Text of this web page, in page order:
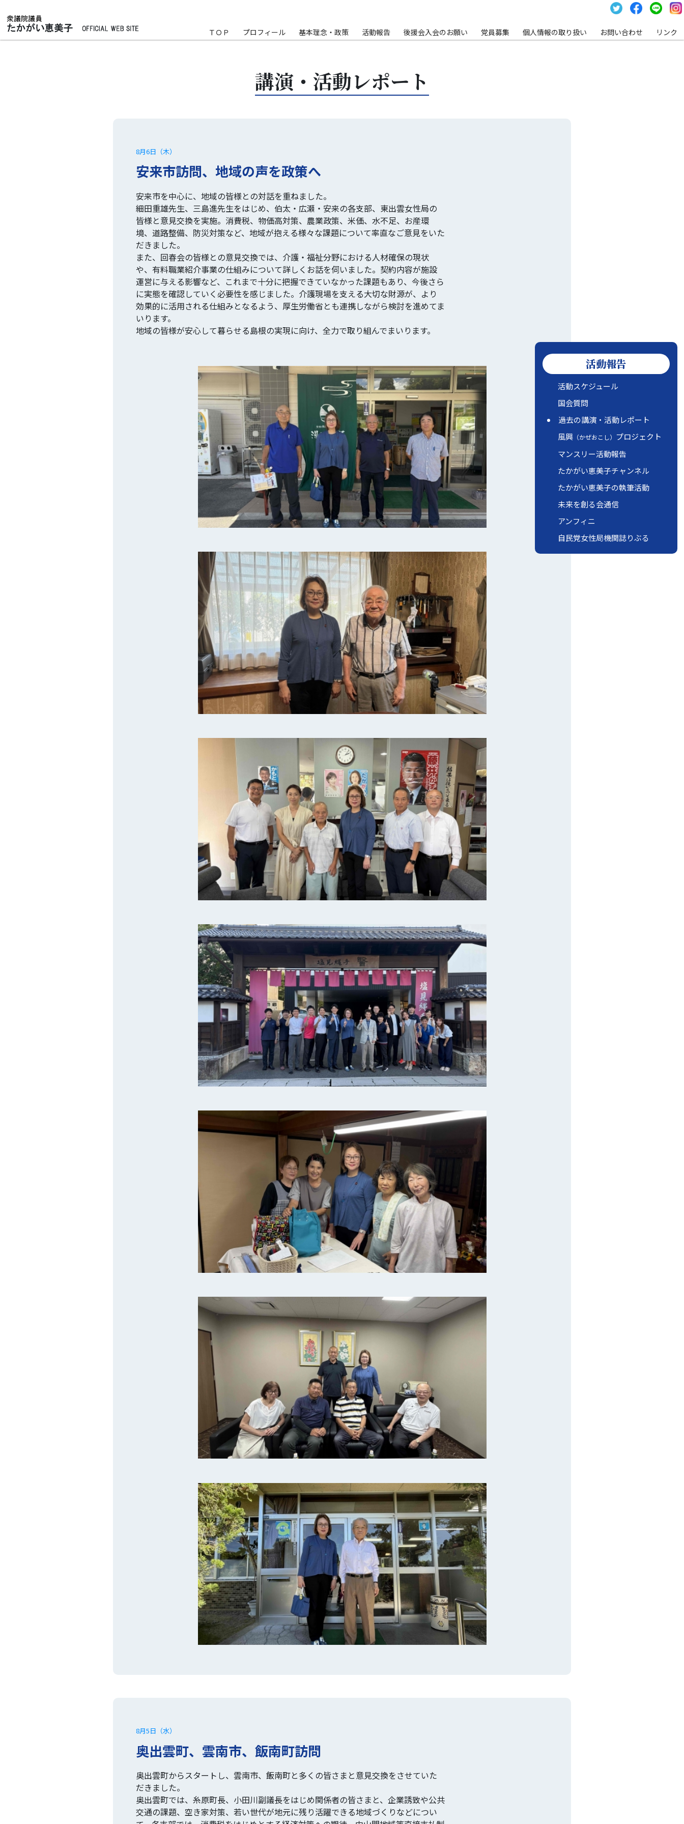
ＴＯＰ プロフィール 基本理念・政策 活動報告 後援会入会のお願い 党員募集 個⼈情報の取り扱い お問い合わせ リンク
講演・活動レポート
活動報告
活動スケジュール
国会質問
過去の講演・活動レポート
風興（かぜおこし） プロジェクト
マンスリー活動報告
たかがい恵美子チャンネル
たかがい恵美子の執筆活動
未来を創る会通信
アンフィニ
自民党女性局機関誌りぶる
8月6日（木）
安来市訪問、地域の声を政策へ
安来市を中心に、地域の皆様との対話を重ねました。
細田重雄先生、三島進先生をはじめ、伯太・広瀬・安来の各支部、東出雲女性局の
皆様と意見交換を実施。消費税、物価高対策、農業政策、米価、水不足、お産環
境、道路整備、防災対策など、地域が抱える様々な課題について率直なご意見をいた
だきました。
また、回春会の皆様との意見交換では、介護・福祉分野における人材確保の現状
や、有料職業紹介事業の仕組みについて詳しくお話を伺いました。契約内容が施設
運営に与える影響など、これまで十分に把握できていなかった課題もあり、今後さら
に実態を確認していく必要性を感じました。介護現場を支える大切な財源が、より
効果的に活用される仕組みとなるよう、厚生労働省とも連携しながら検討を進めてま
いります。
地域の皆様が安心して暮らせる島根の実現に向け、全力で取り組んでまいります。
8月5日（水）
奥出雲町、雲南市、飯南町訪問
奥出雲町からスタートし、雲南市、飯南町と多くの皆さまと意見交換をさせていた
だきました。
奥出雲町では、糸原町長、小田川副議長をはじめ関係者の皆さまと、企業誘致や公共
交通の課題、空き家対策、若い世代が地元に残り活躍できる地域づくりなどについ